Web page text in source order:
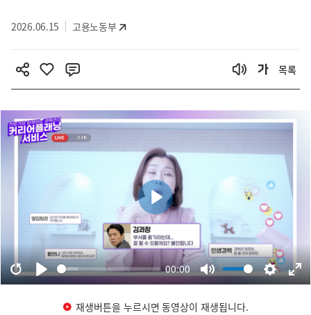
2026.06.15 고용노동부
목록
재생버튼을 누르시면 동영상이 재생됩니다.